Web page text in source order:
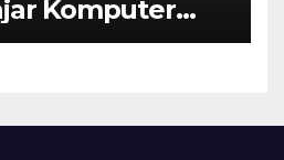
Komputer